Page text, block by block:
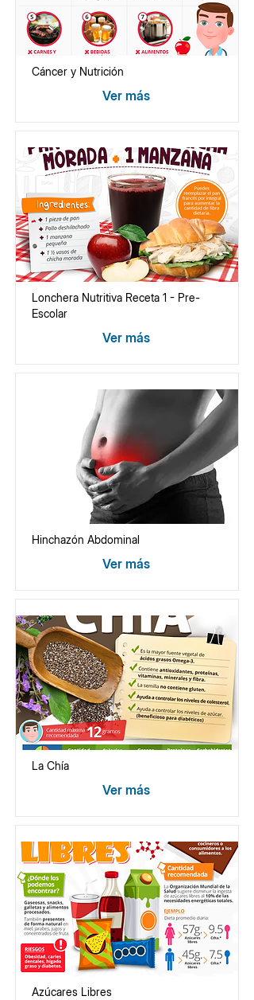
Cáncer y Nutrición
Ver más
Lonchera Nutritiva Receta 1 - Pre-
Escolar
Ver más
Hinchazón Abdominal
Ver más
La Chía
Ver más
Azúcares Libres